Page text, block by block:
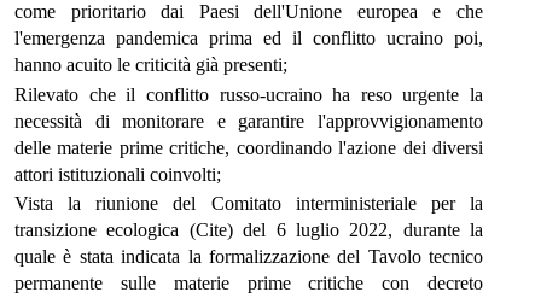
come prioritario dai Paesi dell'Unione europea e che
l'emergenza pandemica prima ed il conflitto ucraino poi,
hanno acuito le criticità già presenti;
Rilevato che il conflitto russo-ucraino ha reso urgente la
necessità di monitorare e garantire l'approvvigionamento
delle materie prime critiche, coordinando l'azione dei diversi
attori istituzionali coinvolti;
Vista la riunione del Comitato interministeriale per la
transizione ecologica (Cite) del 6 luglio 2022, durante la
quale è stata indicata la formalizzazione del Tavolo tecnico
permanente sulle materie prime critiche con decreto